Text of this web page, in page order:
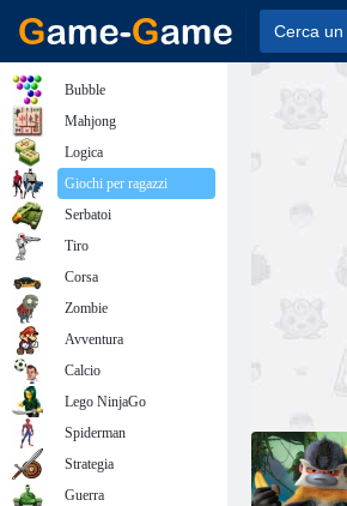
Bubble
Mahjong
Logica
Giochi per ragazzi
Serbatoi
Tiro
Corsa
Zombie
Avventura
Calcio
Lego NinjaGo
Spiderman
Strategia
Guerra